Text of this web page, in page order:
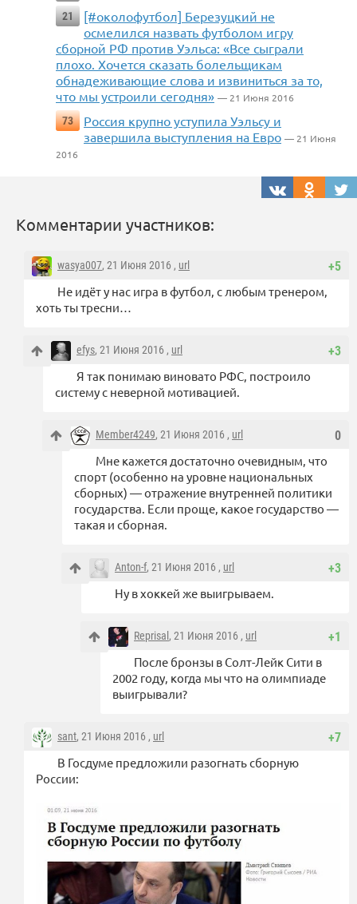
21
[#околофутбол] Березуцкий не
осмелился назвать футболом игру
сборной РФ против Уэльса: «Все сыграли
плохо. Хочется сказать болельщикам
обнадеживающие слова и извиниться за то,
что мы устроили сегодня» — 21 Июня 2016
73
Россия крупно уступила Уэльсу и
завершила выступления на Евро — 21 Июня
2016
Комментарии участников:
+5
wasya007, 21 Июня 2016 , url
Не идёт у нас игра в футбол, с любым тренером,
хоть ты тресни…
+3
efys, 21 Июня 2016 , url
Я так понимаю виновато РФС, построило
систему с неверной мотивацией.
0
Member4249, 21 Июня 2016 , url
Мне кажется достаточно очевидным, что
спорт (особенно на уровне национальных
сборных) — отражение внутренней политики
государства. Если проще, какое государство —
такая и сборная.
+3
Anton-f, 21 Июня 2016 , url
Ну в хоккей же выигрываем.
+1
Reprisal , 21 Июня 2016 , url
После бронзы в Солт-Лейк Сити в
2002 году, когда мы что на олимпиаде
выигрывали?
+7
sant, 21 Июня 2016 , url
В Госдуме предложили разогнать сборную
России: